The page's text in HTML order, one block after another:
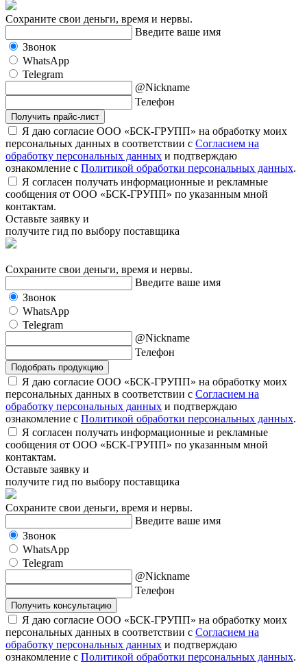
Сохраните свои деньги, время и нервы.
Введите ваше имя
Звонок
WhatsApp
Telegram
@Nickname
Телефон
Получить прайс-лист
Я даю согласие ООО «БСК-ГРУПП» на обработку моих
персональных данных в соответствии с Согласием на
обработку персональных данных и подтверждаю
ознакомление с Политикой обработки персональных данных.
Я согласен получать информационные и рекламные
сообщения от ООО «БСК-ГРУПП» по указанным мной
контактам.
Оставьте заявку и
получите гид по выбору поставщика
Сохраните свои деньги, время и нервы.
Введите ваше имя
Звонок
WhatsApp
Telegram
@Nickname
Телефон
Подобрать продукцию
Я даю согласие ООО «БСК-ГРУПП» на обработку моих
персональных данных в соответствии с Согласием на
обработку персональных данных и подтверждаю
ознакомление с Политикой обработки персональных данных.
Я согласен получать информационные и рекламные
сообщения от ООО «БСК-ГРУПП» по указанным мной
контактам.
Оставьте заявку и
получите гид по выбору поставщика
Сохраните свои деньги, время и нервы.
Введите ваше имя
Звонок
WhatsApp
Telegram
@Nickname
Телефон
Получить консультацию
Я даю согласие ООО «БСК-ГРУПП» на обработку моих
персональных данных в соответствии с Согласием на
обработку персональных данных и подтверждаю
ознакомление с Политикой обработки персональных данных.